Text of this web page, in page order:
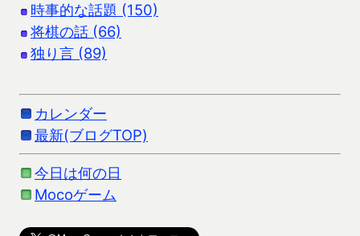
時事的な話題 (150)
将棋の話 (66)
独り言 (89)
カレンダー
最新(ブログTOP)
今日は何の日
Mocoゲーム